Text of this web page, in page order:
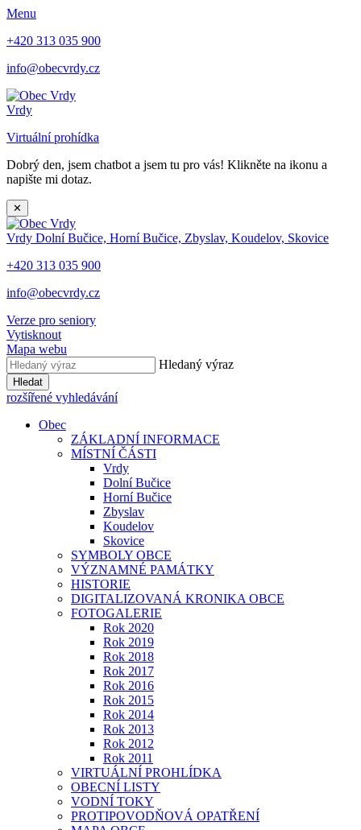
Menu
+420 313 035 900
info@obecvrdy.cz
Vrdy
Virtuální prohídka
Dobrý den, jsem chatbot a jsem tu pro vás! Klikněte na ikonu a
napište mi dotaz.
✕
Vrdy Dolní Bučice, Horní Bučice, Zbyslav, Koudelov, Skovice
+420 313 035 900
info@obecvrdy.cz
Verze pro seniory
Vytisknout
Mapa webu
Hledaný výraz
Hledat
rozšířené vyhledávání
Obec
ZÁKLADNÍ INFORMACE
MÍSTNÍ ČÁSTI
Vrdy
Dolní Bučice
Horní Bučice
Zbyslav
Koudelov
Skovice
SYMBOLY OBCE
VÝZNAMNÉ PAMÁTKY
HISTORIE
DIGITALIZOVANÁ KRONIKA OBCE
FOTOGALERIE
Rok 2020
Rok 2019
Rok 2018
Rok 2017
Rok 2016
Rok 2015
Rok 2014
Rok 2013
Rok 2012
Rok 2011
VIRTUÁLNÍ PROHLÍDKA
OBECNÍ LISTY
VODNÍ TOKY
PROTIPOVODŇOVÁ OPATŘENÍ